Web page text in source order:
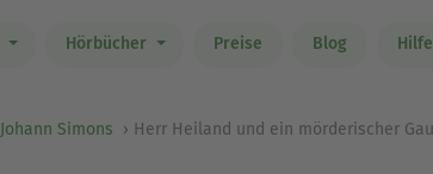
Hörbücher Preise Blog Hilfe
Johann Simons Herr Heiland und ein mörderischer